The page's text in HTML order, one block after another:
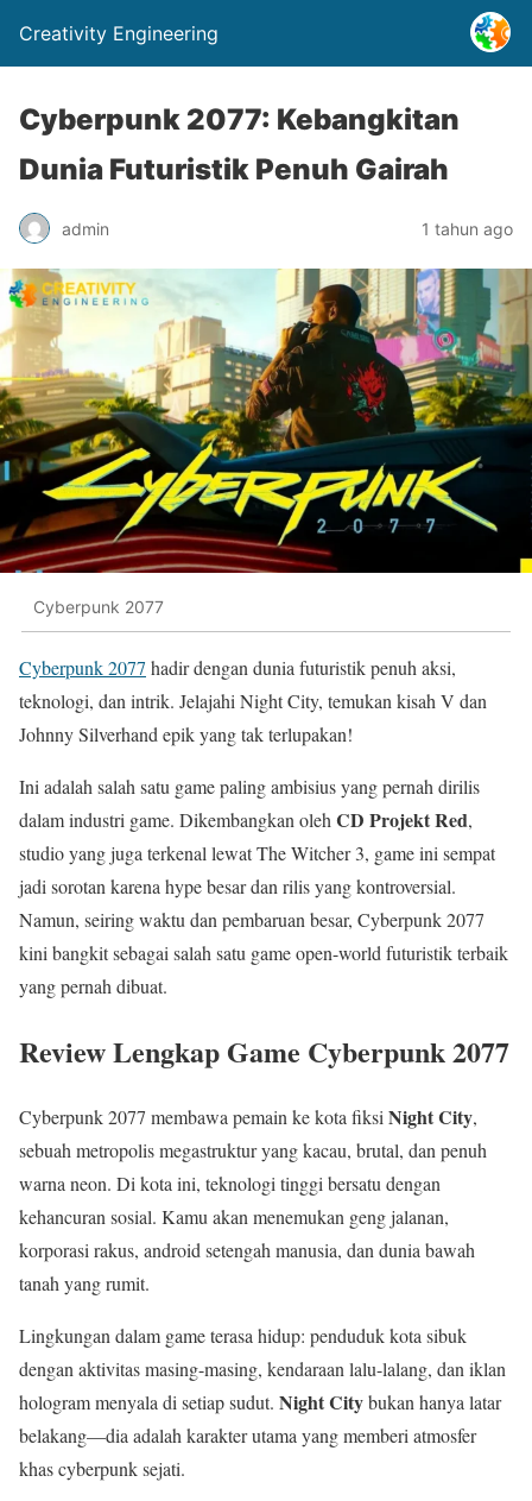
Creativity Engineering
Cyberpunk 2077: Kebangkitan
Dunia Futuristik Penuh Gairah
admin 1 tahun ago
Cyberpunk 2077
Cyberpunk 2077 hadir dengan dunia futuristik penuh aksi,
teknologi, dan intrik. Jelajahi Night City, temukan kisah V dan
Johnny Silverhand epik yang tak terlupakan!
Ini adalah salah satu game paling ambisius yang pernah dirilis
dalam industri game. Dikembangkan oleh CD Projekt Red,
studio yang juga terkenal lewat The Witcher 3, game ini sempat
jadi sorotan karena hype besar dan rilis yang kontroversial.
Namun, seiring waktu dan pembaruan besar, Cyberpunk 2077
kini bangkit sebagai salah satu game open-world futuristik terbaik
yang pernah dibuat.
Review Lengkap Game Cyberpunk 2077
Cyberpunk 2077 membawa pemain ke kota fiksi Night City,
sebuah metropolis megastruktur yang kacau, brutal, dan penuh
warna neon. Di kota ini, teknologi tinggi bersatu dengan
kehancuran sosial. Kamu akan menemukan geng jalanan,
korporasi rakus, android setengah manusia, dan dunia bawah
tanah yang rumit.
Lingkungan dalam game terasa hidup: penduduk kota sibuk
dengan aktivitas masing-masing, kendaraan lalu-lalang, dan iklan
hologram menyala di setiap sudut. Night Citybukan hanya latar
belakang—dia adalah karakter utama yang memberi atmosfer
khas cyberpunk sejati.